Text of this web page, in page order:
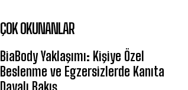
ÇOK OKUNANLAR
BiaBody Yaklaşımı: Kişiye Özel
Beslenme ve Egzersizlerde Kanıta
Dayalı Bakış